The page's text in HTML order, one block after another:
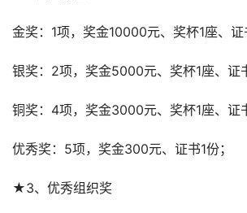
金奖：1项，奖金10000元、奖杯1座、证
银奖：2项，奖金5000元、奖杯1座、证
铜奖：4项，奖金3000元、奖杯1座、证
优秀奖：5项，奖金300元、证书1份；
★3、优秀组织奖